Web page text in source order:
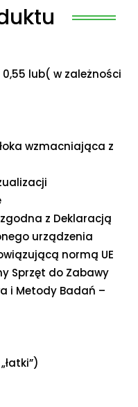
lub( w zależności
wzmacniająca z
z Deklaracją
urządzenia
normą UE
Sprzęt do Zabawy
i Metody Badań –